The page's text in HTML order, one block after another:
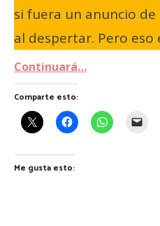
si fuera un anuncio
al despertar. Pero
Continuará…
Comparte esto:
Me gusta esto: